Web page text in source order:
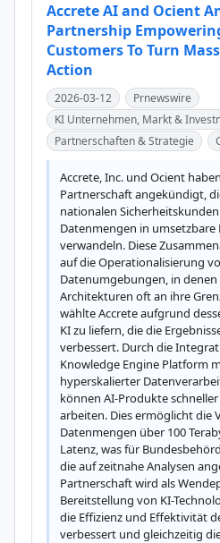
Accrete AI and Ocient
Partnership
Customers To Turn
Action
2026-03-12
Prnewswire
KI Unternehmen, Markt &
Partnerschaften & Strategie
Accrete, Inc. und Ocient
Partnerschaft angekündigt,
nationalen
Datenmengen in umsetzbare
verwandeln. Diese
auf die Operationalisierung
Datenumgebungen, in
Architekturen oft an ihre
wählte Accrete aufgrund
KI zu liefern, die die
verbessert. Durch die
Knowledge Engine Platform
hyperskalierter
können AI-Produkte
arbeiten. Dies ermöglicht die
Datenmengen über 100
Latenz, was für
die auf zeitnahe Analysen
Partnerschaft wird als
Bereitstellung von KI-
die Effizienz und Effektivität
verbessert und gleichzeitig